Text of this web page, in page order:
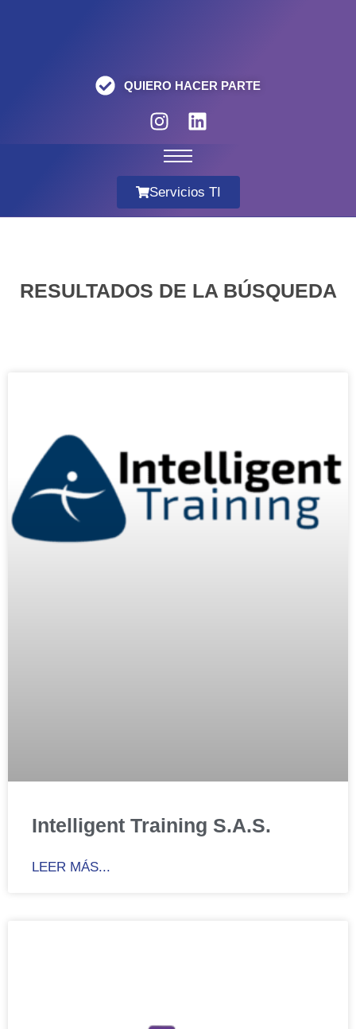
QUIERO HACER PARTE
Servicios TI
RESULTADOS DE LA BÚSQUEDA
Intelligent Training S.A.S.
LEER MÁS...